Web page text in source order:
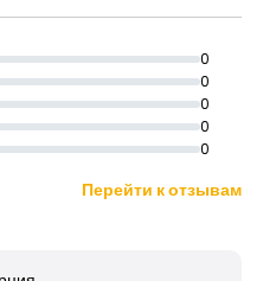
0
0
0
0
0
Перейти к отзывам